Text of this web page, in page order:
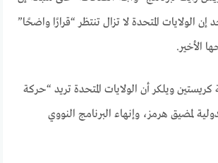
الولايات المتحدة لا تزال تنتظر “قرارًا واضحًا”
الأخير.
ويلكر أن الولايات المتحدة تريد “حركة
لمضيق هرمز، وإنهاء البرنامج النووي